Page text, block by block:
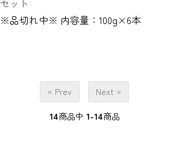
セット
※品切れ中※ 内容量：100g×6本
« Prev Next »
14商品中 1-14商品